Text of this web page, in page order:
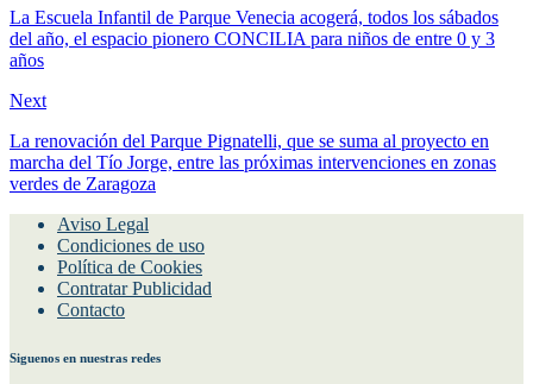
Previous
La Escuela Infantil de Parque Venecia acogerá, todos los sábados
del año, el espacio pionero CONCILIA para niños de entre 0 y 3
años
Next
La renovación del Parque Pignatelli, que se suma al proyecto en
marcha del Tío Jorge, entre las próximas intervenciones en zonas
verdes de Zaragoza
Aviso Legal
Condiciones de uso
Política de Cookies
Contacto